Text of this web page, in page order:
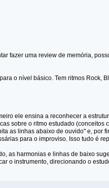
fazer uma review de memória,
o nível básico. Tem ritmos Rock,
ele ensina a reconhecer a
sobre o ritmo estudado (conceitos
as linhas abaixo de ouvido" e, por
para o improviso. Isso tudo é
as harmonias e linhas de baixo
o instrumento, direcionando o